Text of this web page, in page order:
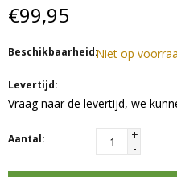
€99,95
Beschikbaarheid:Niet op
Levertijd:
Vraag naar de levertijd, we
Aantal:
+
-